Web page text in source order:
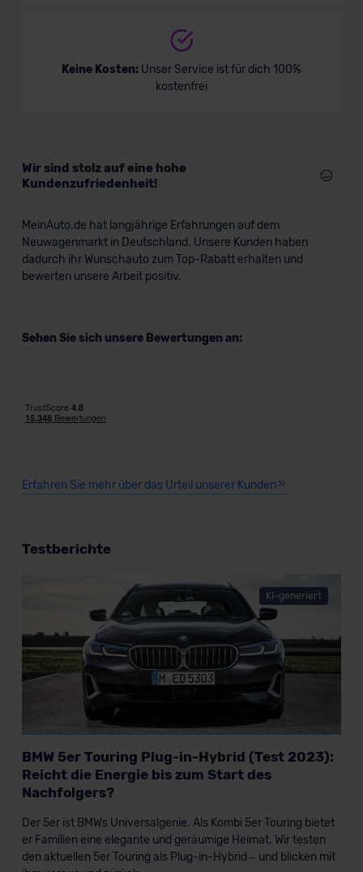
Keine Kosten: Unser Service ist für dich 100%
kostenfrei
Wir sind stolz auf eine hohe
Kundenzufriedenheit!
MeinAuto.de hat langjährige Erfahrungen auf dem
Neuwagenmarkt in Deutschland. Unsere Kunden haben
dadurch ihr Wunschauto zum Top-Rabatt erhalten und
bewerten unsere Arbeit positiv.
Sehen Sie sich unsere Bewertungen an:
Erfahren Sie mehr über das Urteil unserer Kunden
Testberichte
KI-generiert
BMW 5er Touring Plug-in-Hybrid (Test 2023):
Reicht die Energie bis zum Start des
Nachfolgers?
Der 5er ist BMWs Universalgenie. Als Kombi 5er Touring bietet
er Familien eine elegante und geräumige Heimat. Wir testen
den aktuellen 5er Touring als Plug-in-Hybrid – und blicken mit